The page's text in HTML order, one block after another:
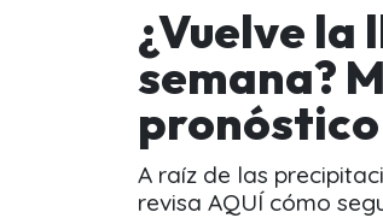
¿Vuelve la
semana?
A raíz de las
revisa AQUÍ cómo